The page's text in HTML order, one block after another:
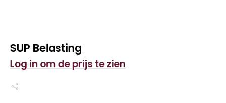
SUP Belasting
Log in om de prijs te zien